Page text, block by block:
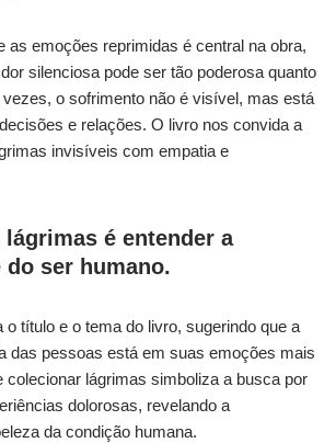
as emoções reprimidas é central na obra,
silenciosa pode ser tão poderosa quanto
o sofrimento não é visível, mas está
e relações. O livro nos convida a
invisíveis com empatia e
é entender a
ser humano.
o título e o tema do livro, sugerindo que a
das pessoas está em suas emoções mais
colecionar lágrimas simboliza a busca por
dolorosas, revelando a
da condição humana.